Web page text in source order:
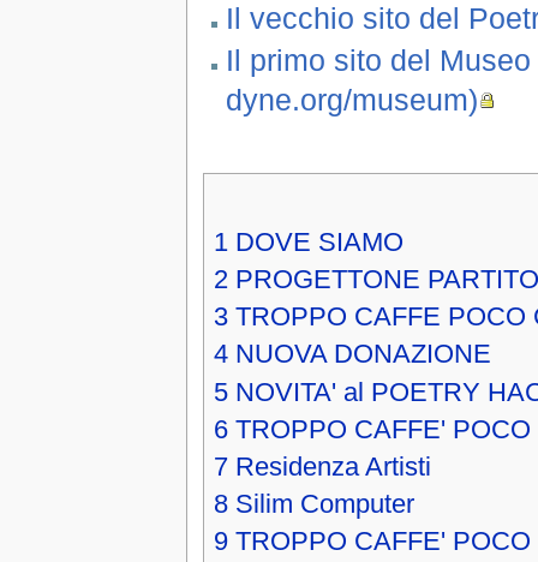
Il vecchio sito del
Il primo sito del
dyne.org/museum)
1 DOVE SIAMO
2 PROGETTONE
3 TROPPO CAFFE POCO
4 NUOVA DONAZIONE
5 NOVITA' al POETRY
6 TROPPO CAFFE'
7 Residenza Artisti
8 Silim Computer
9 TROPPO CAFFE'